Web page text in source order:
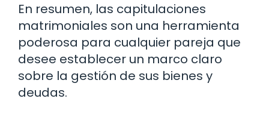
En resumen, las capitulaciones
matrimoniales son una herramienta
poderosa para cualquier pareja que
desee establecer un marco claro
sobre la gestión de sus bienes y
deudas.